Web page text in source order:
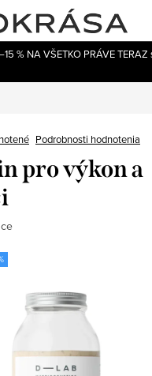
% NA VŠETKO PRÁVE
Podrobnosti hodnotenia
pro výkon a